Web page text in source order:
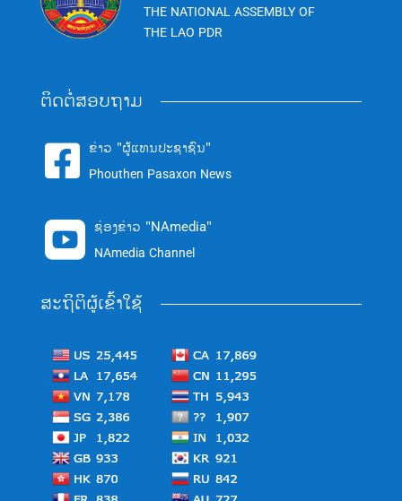
THE NATIONAL ASSEMBLY OF
THE LAO PDR
ຕິດຕໍ່ສອບຖາມ
 ຂ່າວ "ຜູ້ແທນປະຊາຊົນ"
Phouthen Pasaxon News
 ຊ່ອງຂ່າວ "NAmedia"
NAmedia Channel
ສະຖິຕິຜູ້ເຂົ້າໃຊ້